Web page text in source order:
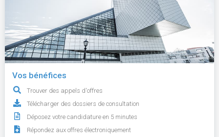
Vos bénéfices
Trouver des appels d'offres
Télécharger des dossiers de consultation
Déposez votre candidature en 5 minutes
Répondez aux offres électroniquement